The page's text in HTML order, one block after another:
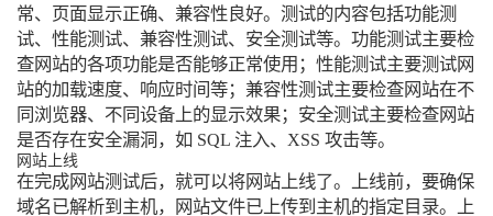
常、页面显示正确、兼容性良好。测试的内容包括功能测
试、性能测试、兼容性测试、安全测试等。功能测试主要检
查网站的各项功能是否能够正常使用；性能测试主要测试网
站的加载速度、响应时间等；兼容性测试主要检查网站在不
同浏览器、不同设备上的显示效果；安全测试主要检查网站
是否存在安全漏洞，如 SQL 注入、XSS 攻击等。
网站上线
在完成网站测试后，就可以将网站上线了。上线前，要确保
域名已解析到主机，网站文件已上传到主机的指定目录。上